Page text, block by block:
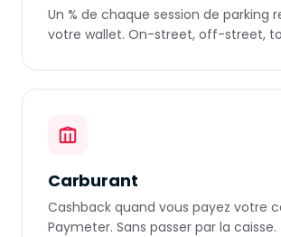
Un % de chaque session de parking
votre wallet. On-street, off-street,
Carburant
Cashback quand vous payez votre
Paymeter. Sans passer par la caisse.